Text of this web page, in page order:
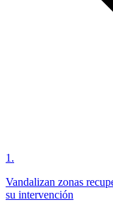
1 .
Vandalizan zonas
su intervención